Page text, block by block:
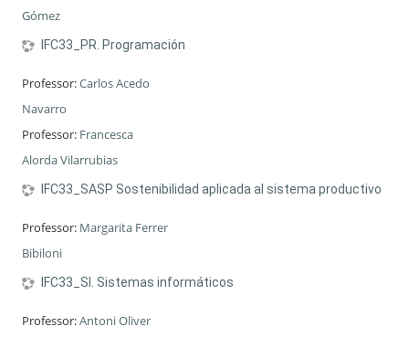
Gómez
IFC33_PR. Programación
Professor:Carlos Acedo
Navarro
Professor: Francesca
Alorda Vilarrubias
IFC33_SASP Sostenibilidad aplicada al sistema productivo
Professor: Margarita Ferrer
Bibiloni
IFC33_SI. Sistemas informáticos
Professor:Antoni Oliver